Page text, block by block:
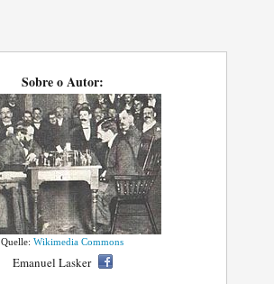
Sobre o Autor:
Quelle:Wikimedia Commons
Emanuel Lasker